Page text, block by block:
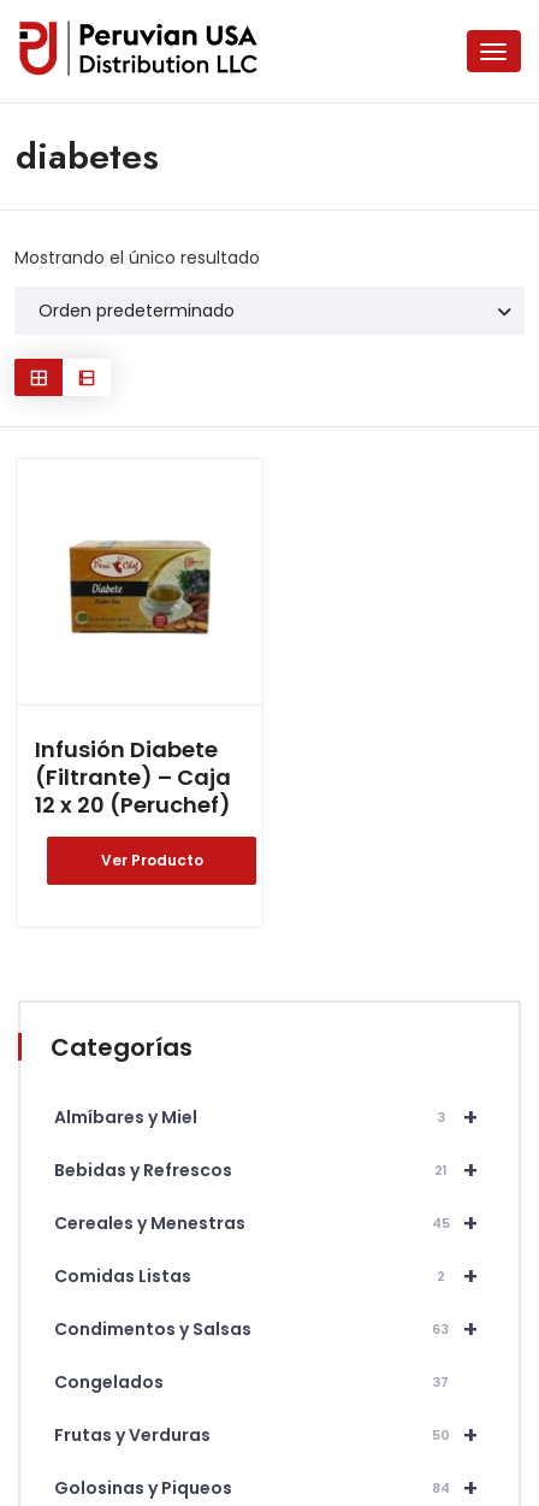
diabetes
Categorías
+
Almíbares y Miel 3
+
Bebidas y Refrescos 21
+
Cereales y Menestras 45
+
Comidas Listas 2
+
Condimentos y Salsas 63
Congelados 37
+
Frutas y Verduras 50
+
Golosinas y Piqueos 84
Mostrando el único resultado
Infusión Diabete
(Filtrante) – Caja
12 x 20 (Peruchef)
Ver Producto